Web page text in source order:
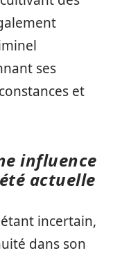
ses
et
influence
actuelle
incertain,
dans son